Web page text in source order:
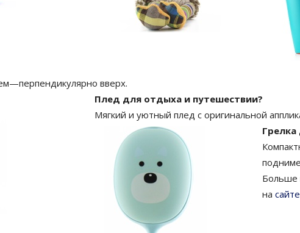
вверх.
Плед для отдыха и путешествии?
Мягкий и уютный плед с оригинальной
Грелка
Больше
на сайте